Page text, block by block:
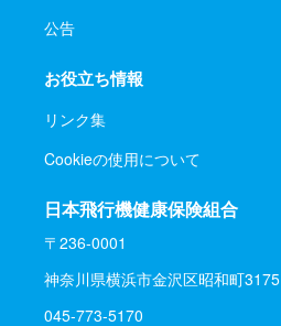
公告
お役立ち情報
リンク集
Cookieの使用について
日本飛行機健康保険組合
〒236-0001
神奈川県横浜市金沢区昭和町3175
045-773-5170